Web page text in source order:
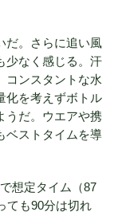
だ。さらに追い風
少なく感じる。汗
コンスタントな水
化を考えずボトル
うだ。ウエアや携
ベストタイムを導
想定タイム（87
ても90分は切れ